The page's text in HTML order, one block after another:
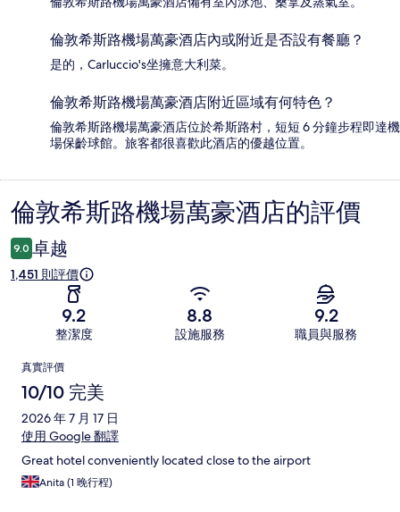
倫敦希斯路機場萬豪酒店內或附近是否設有餐廳？
是的，Carluccio's坐擁意大利菜。
倫敦希斯路機場萬豪酒店附近區域有何特色？
倫敦希斯路機場萬豪酒店位於希斯路村，短短 6 分鐘步程即達機
場保齡球館。旅客都很喜歡此酒店的優越位置。
評
價
倫敦希斯路機場萬豪酒店的評價
9.0 卓越
1,451 則評價
9.2
整潔度
8.8
設施服務
9.2
職員與服務
評
價
真實評價
10/10 完美
2026 年 7 月 17 日
使用 Google 翻譯
Great hotel conveniently located close to the airport
Anita (1 晚行程)